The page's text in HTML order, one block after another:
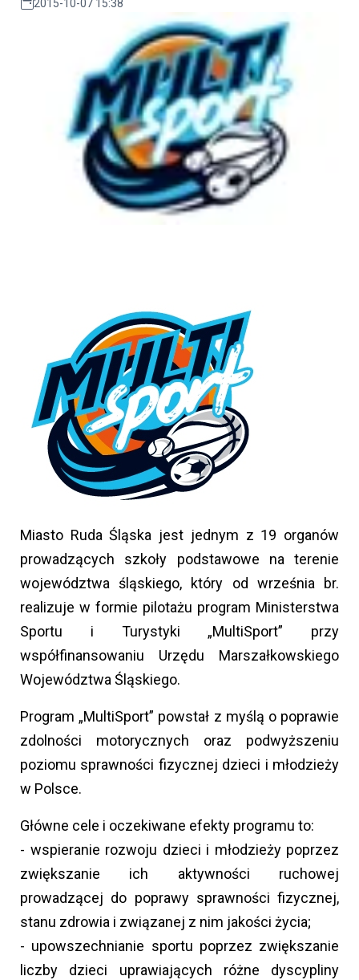
2015-10-07 15:38
Miasto Ruda Śląska jest jednym z 19 organów
prowadzących szkoły podstawowe na terenie
województwa śląskiego, który od września br.
realizuje w formie pilotażu program Ministerstwa
Sportu i Turystyki „MultiSport” przy
współfinansowaniu Urzędu Marszałkowskiego
Województwa Śląskiego.
Program „MultiSport” powstał z myślą o poprawie
zdolności motorycznych oraz podwyższeniu
poziomu sprawności fizycznej dzieci i młodzieży
w Polsce.
Główne cele i oczekiwane efekty programu to:
- wspieranie rozwoju dzieci i młodzieży poprzez
zwiększanie ich aktywności ruchowej
prowadzącej do poprawy sprawności fizycznej,
stanu zdrowia i związanej z nim jakości życia;
- upowszechnianie sportu poprzez zwiększanie
liczby dzieci uprawiających różne dyscypliny